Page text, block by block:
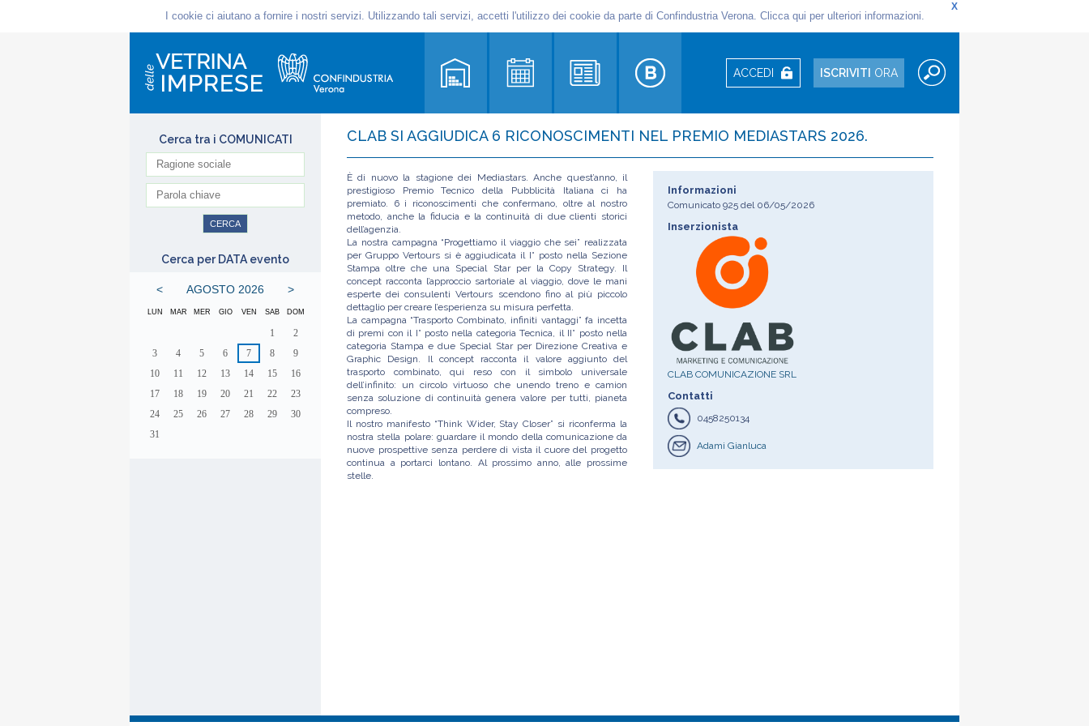
ACCEDI ISCRIVITI ORA
Cerca tra i COMUNICATI
Cerca per DATA evento
< AGOSTO 2026 >
LUN MAR MER GIO VEN SAB DOM
1
2
3
4 5 6 7 8
9
10
11 12 13 14 15
16
17
18 19 20 21 22
23
24
25 26 27 28 29
30
31
CLAB SI AGGIUDICA 6 RICONOSCIMENTI NEL PREMIO MEDIASTARS 2026.
È di nuovo la stagione dei Mediastars. Anche quest’anno, il
prestigioso Premio Tecnico della Pubblicità Italiana ci ha
premiato. 6 i riconoscimenti che confermano, oltre al nostro
metodo, anche la fiducia e la continuità di due clienti storici
dell’agenzia.
La nostra campagna “Progettiamo il viaggio che sei” realizzata
per Gruppo Vertours si è aggiudicata il I° posto nella Sezione
Stampa oltre che una Special Star per la Copy Strategy. Il
concept racconta l’approccio sartoriale al viaggio, dove le mani
esperte dei consulenti Vertours scendono fino al più piccolo
dettaglio per creare l’esperienza su misura perfetta.
La campagna “Trasporto Combinato, infiniti vantaggi” fa incetta
di premi con il I° posto nella categoria Tecnica, il II° posto nella
categoria Stampa e due Special Star per Direzione Creativa e
Graphic Design. Il concept racconta il valore aggiunto del
trasporto combinato, qui reso con il simbolo universale
dell’infinito: un circolo virtuoso che unendo treno e camion
senza soluzione di continuità genera valore per tutti, pianeta
compreso.
Il nostro manifesto “Think Wider, Stay Closer” si riconferma la
nostra stella polare: guardare il mondo della comunicazione da
nuove prospettive senza perdere di vista il cuore del progetto
continua a portarci lontano. Al prossimo anno, alle prossime
stelle.
Informazioni
Comunicato 925 del06/05/2026
Inserzionista
CLAB COMUNICAZIONE SRL
Contatti
0458250134
Adami Gianluca